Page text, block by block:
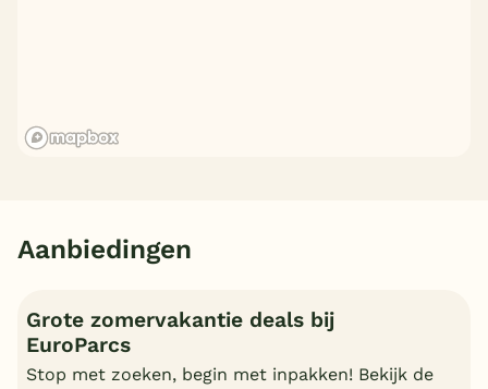
Aanbiedingen
Grote zomervakantie deals bij
EuroParcs
Stop met zoeken, begin met inpakken! Bekijk de